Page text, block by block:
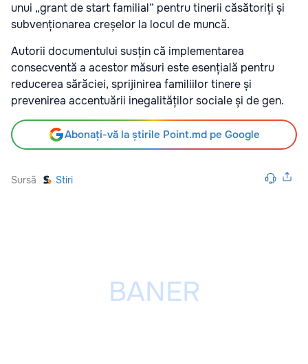
unui „grant de start familial” pentru tinerii căsătoriți și
subvenționarea creșelor la locul de muncă.
Autorii documentului susțin că implementarea
consecventă a acestor măsuri este esențială pentru
reducerea sărăciei, sprijinirea familiilor tinere și
prevenirea accentuării inegalităților sociale și de gen.
Abonați-vă la știrile Point.md pe Google
Sursă Stiri